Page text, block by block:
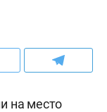
на место